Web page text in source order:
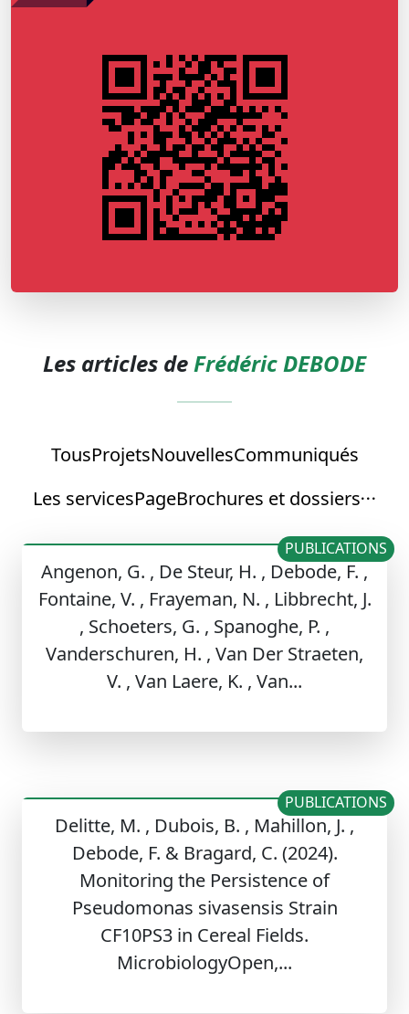
Les articles deFrédéric DEBODE
TousProjetsNouvellesCommuniqués
Les servicesPageBrochures et dossiers
Angenon, G. , De Steur, H. , Debode, F. ,
Fontaine, V. , Frayeman, N. , Libbrecht, J.
, Schoeters, G. , Spanoghe, P. ,
Vanderschuren, H. , Van Der Straeten,
V. , Van Laere, K. , Van...
PUBLICATIONS
Delitte, M. , Dubois, B. , Mahillon, J. ,
Debode, F. & Bragard, C. (2024).
Monitoring the Persistence of
Pseudomonas sivasensis Strain
CF10PS3 in Cereal Fields.
MicrobiologyOpen,...
PUBLICATIONS